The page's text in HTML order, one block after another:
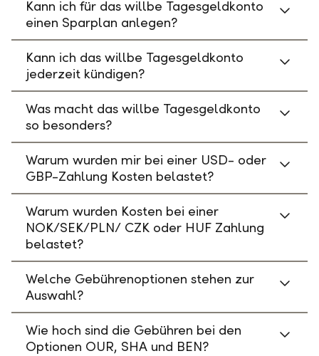
Kann ich für das willbe Tagesgeldkonto
einen Sparplan anlegen?
Kann ich das willbe Tagesgeldkonto
jederzeit kündigen?
Was macht das willbe Tagesgeldkonto
so besonders?
Warum wurden mir bei einer USD- oder
GBP-Zahlung Kosten belastet?
Warum wurden Kosten bei einer
NOK/SEK/PLN/ CZK oder HUF Zahlung
belastet?
Welche Gebührenoptionen stehen zur
Auswahl?
Wie hoch sind die Gebühren bei den
Optionen OUR, SHA und BEN?